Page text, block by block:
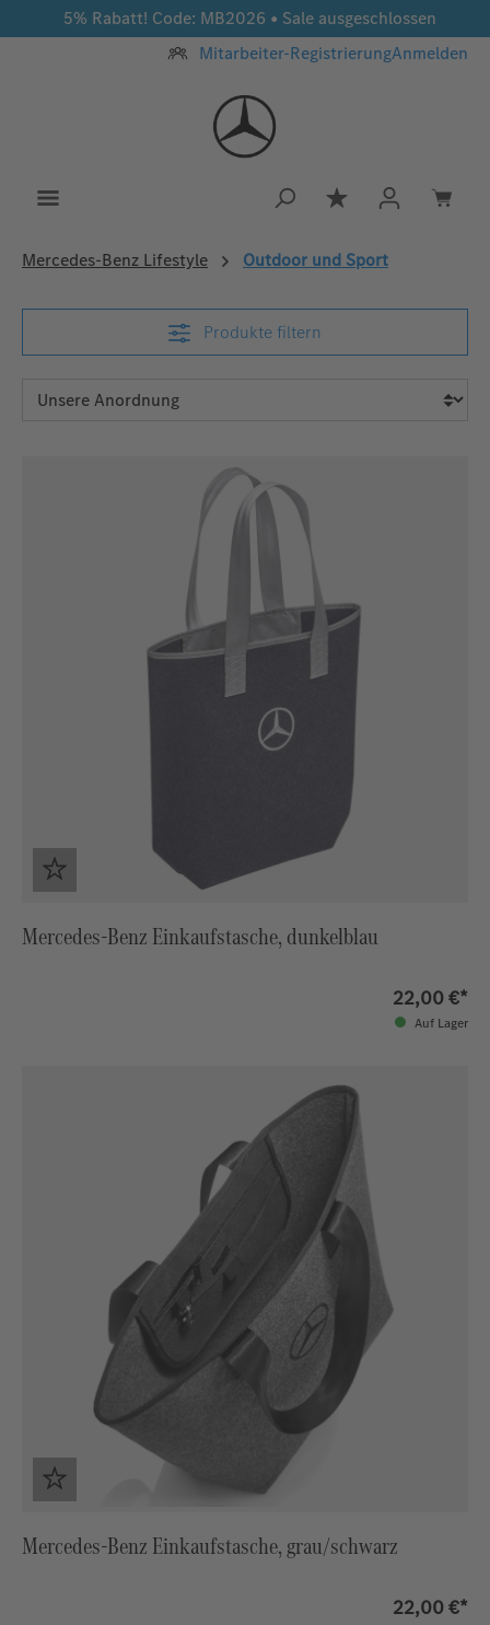
Zum Hauptinhalt springen
5% Rabatt! Code: MB2026 • Sale ausgeschlossen
Mitarbeiter-RegistrierungAnmelden
Du hast 0
Mercedes‑Benz Lifestyle Outdoor und Sport
Produkte filtern
Mercedes-Benz Einkaufstasche, dunkelblau
22,00 €*
Auf Lager
Mercedes-Benz Einkaufstasche, grau/schwarz
22,00 €*